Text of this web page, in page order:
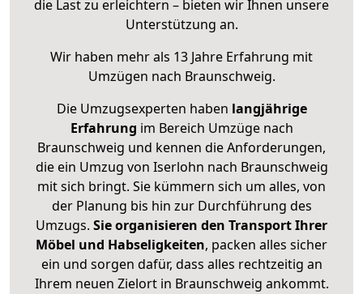
die Last zu erleichtern – bieten wir Ihnen unsere
Unterstützung an.
Wir haben mehr als 13 Jahre Erfahrung mit
Umzügen nach Braunschweig.
Die Umzugsexperten haben langjährige
Erfahrung im Bereich Umzüge nach
Braunschweig und kennen die Anforderungen,
die ein Umzug von Iserlohn nach Braunschweig
mit sich bringt. Sie kümmern sich um alles, von
der Planung bis hin zur Durchführung des
Umzugs. Sie organisieren den Transport Ihrer
Möbel und Habseligkeiten, packen alles sicher
ein und sorgen dafür, dass alles rechtzeitig an
Ihrem neuen Zielort in Braunschweig ankommt.